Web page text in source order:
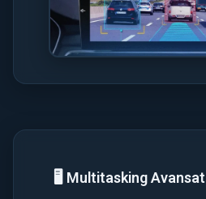
🖥️ Multitasking